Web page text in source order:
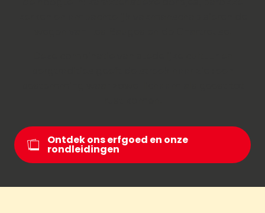
Ontdek ons erfgoed en onze
rondleidingen